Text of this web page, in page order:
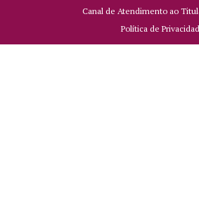
Canal de Atendimento ao
Política de